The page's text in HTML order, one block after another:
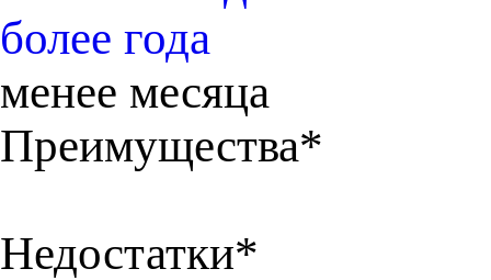
более года
менее месяца
Преимущества*
Недостатки*